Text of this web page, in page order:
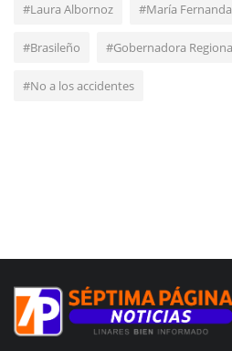
#Laura Albornoz #María
#Brasileño #Gobernadora
#No a los accidentes